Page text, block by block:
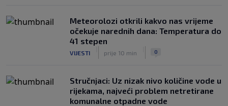
Meteorolozi otkrili kakvo nas vrijeme
očekuje narednih dana: Temperatura do
41 stepen
VIJESTI prije 10 min 0
Stručnjaci: Uz nizak nivo količine vode u
rijekama, najveći problem netretirane
komunalne otpadne vode